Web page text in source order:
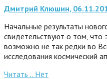
Дмитрий Клюшин,
Начальные результаты
свидетельствуют о том, что
возможно не так редки во
исследования космический
Читать .. Нет